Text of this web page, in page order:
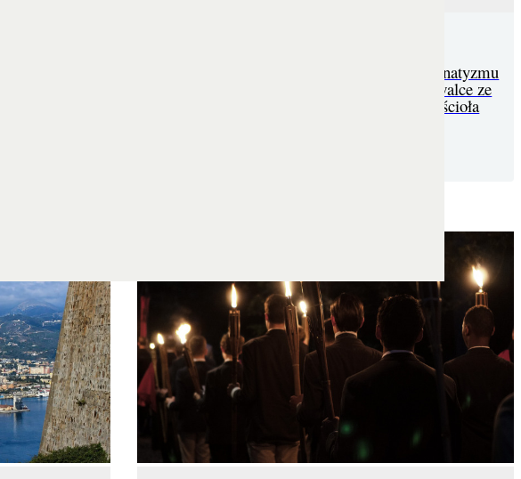
Różaniec nie jest symbolem przemocy ani fanatyzmu
— to duchowa broń wiernych, skuteczna w walce ze
złem, która od wieków kształtuje historię Kościoła